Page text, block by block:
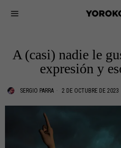
A (casi) nadie le
expresión y
SERGIO PARRA 2 DE OCTUBRE DE 2023